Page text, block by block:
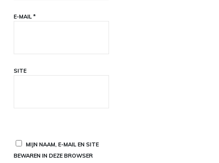
E-MAIL *
SITE
MIJN NAAM, E-MAIL EN SITE
BEWAREN IN DEZE BROWSER